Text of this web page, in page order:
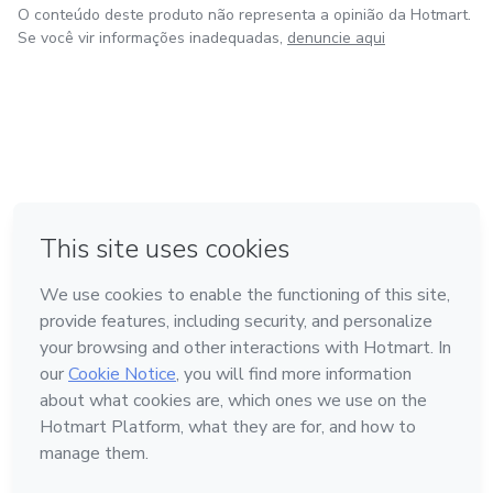
O conteúdo deste produto não representa a opinião da Hotmart.
Se você vir informações inadequadas, denuncie aqui
Feito com ❤ em Bogotá
Conheça a Hotmart
Idioma
Português